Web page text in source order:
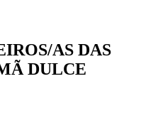
AS DAS
DULCE